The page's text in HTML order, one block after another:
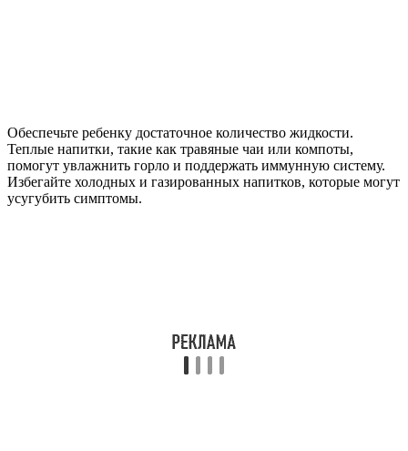
Обеспечьте ребенку достаточное количество жидкости.
Теплые напитки, такие как травяные чаи или компоты,
помогут увлажнить горло и поддержать иммунную систему.
Избегайте холодных и газированных напитков, которые могут
усугубить симптомы.